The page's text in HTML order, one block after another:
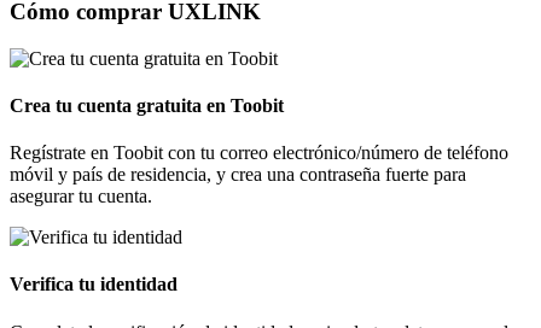
Cómo comprar UXLINK
Crea tu cuenta gratuita en Toobit
Regístrate en Toobit con tu correo electrónico/número de teléfono
móvil y país de residencia, y crea una contraseña fuerte para
asegurar tu cuenta.
Verifica tu identidad